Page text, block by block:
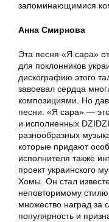
запоминающимися
Анна Смирнова
Эта песня «Я сара»
для поклонников
дискографию этого
завоевал сердца
композициями. Но
песни. «Я сара» —
и исполненных
разнообразных
которые придают
исполнителя также
проект украинского
Хомы. Он стал
неповторимому
множество наград за
популярность и